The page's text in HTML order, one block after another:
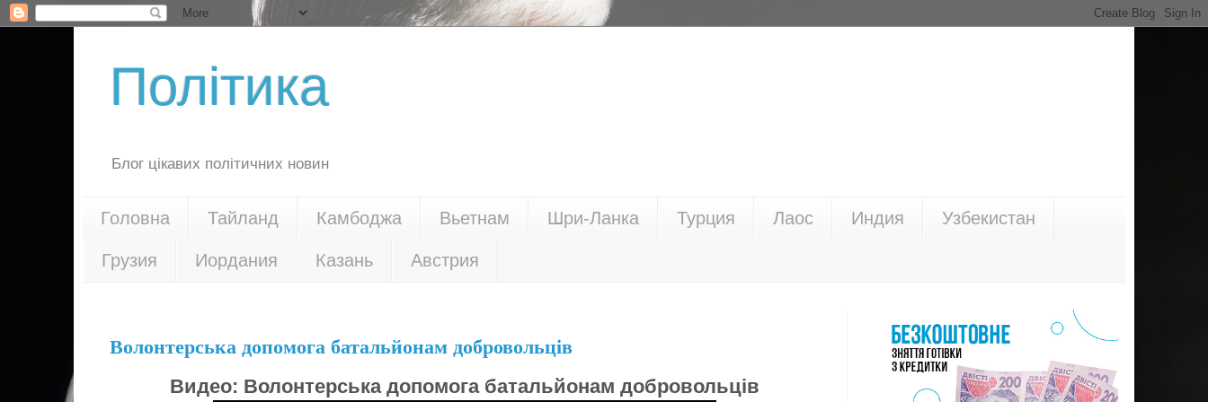
Політика
Блог цікавих політичних новин
Головна Тайланд Камбоджа Вьетнам Шри-Ланка Турция Лаос Индия Узбекистан
Грузия Иордания Казань Австрия
Волонтерська допомога батальйонам добровольців
Видео: Волонтерська допомога батальйонам добровольців